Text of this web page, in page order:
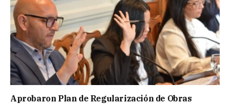
Aprobaron Plan de Regularización de Obras